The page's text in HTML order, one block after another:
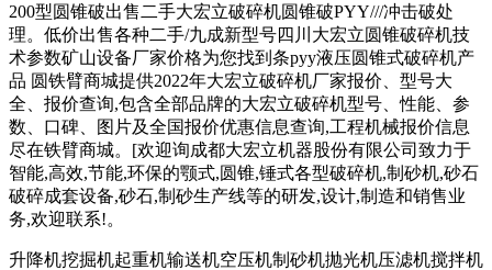
200型圆锥破出售二手大宏立破碎机圆锥破PYY///冲击破处
理。低价出售各种二手/九成新型号四川大宏立圆锥破碎机技
术参数矿山设备厂家价格为您找到条pyy液压圆锥式破碎机产
品 圆铁臂商城提供2022年大宏立破碎机厂家报价、型号大
全、报价查询,包含全部品牌的大宏立破碎机型号、性能、参
数、口碑、图片及全国报价优惠信息查询,工程机械报价信息
尽在铁臂商城。[欢迎询成都大宏立机器股份有限公司致力于
智能,高效,节能,环保的颚式,圆锥,锤式各型破碎机,制砂机,砂石
破碎成套设备,砂石,制砂生产线等的研发,设计,制造和销售业
务,欢迎联系!。
升降机挖掘机起重机输送机空压机制砂机抛光机压滤机搅拌机